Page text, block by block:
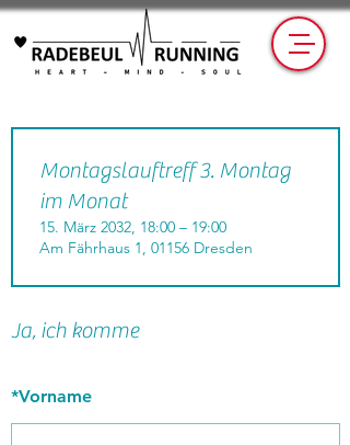
Ja, ich komme
*Vorname
Montagslauftreff 3. Montag
im Monat
15. März 2032, 18:00 – 19:00
Am Fährhaus 1, 01156 Dresden